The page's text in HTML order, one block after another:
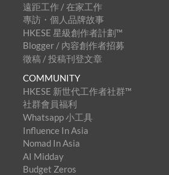
遠距工作 / 在家工作
專訪・個人品牌故事
HKESE 星級創作者計劃™
Blogger / 內容創作者招募
徵稿 / 投稿刊登文章
COMMUNITY
HKESE 新世代工作者社群™
社群會員福利
Whatsapp 小工具
Influence In Asia
Nomad In Asia
AI Midday
Budget Zeros